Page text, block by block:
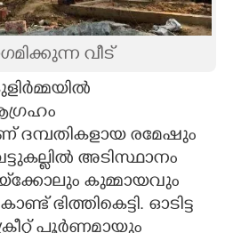
വീട്
രമേഷും
അടിസ്ഥാനം
കുമ്മായവും
ഭിത്തികെട്ടി. ഓടിട്ട